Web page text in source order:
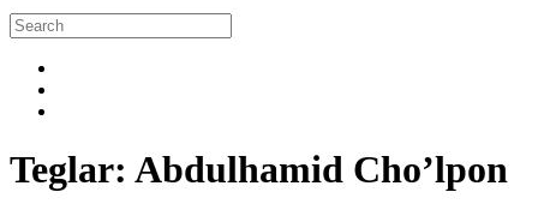
Teglar: Abdulhamid Cho’lpon